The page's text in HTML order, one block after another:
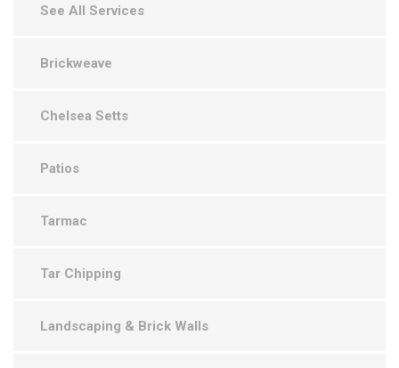
See All Services
Brickweave
Chelsea Setts
Patios
Tarmac
Tar Chipping
Landscaping & Brick Walls